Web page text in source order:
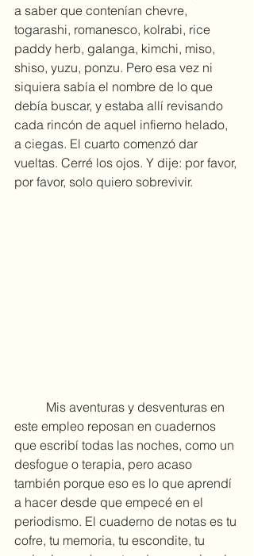
a saber que contenían chevre,
togarashi, romanesco, kolrabi, rice
paddy herb, galanga, kimchi, miso,
shiso, yuzu, ponzu. Pero esa vez ni
siquiera sabía el nombre de lo que
debía buscar, y estaba allí revisando
cada rincón de aquel infierno helado,
a ciegas. El cuarto comenzó dar
vueltas. Cerré los ojos. Y dije: por favor,
por favor, solo quiero sobrevivir.
este empleo reposan en cuadernos
que escribí todas las noches, como un
desfogue o terapia, pero acaso
también porque eso es lo que aprendí
a hacer desde que empecé en el
periodismo. El cuaderno de notas es tu
cofre, tu memoria, tu escondite, tu